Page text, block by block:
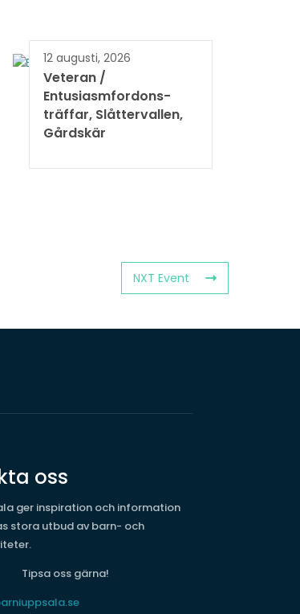
12 augusti, 2026
Veteran /
Entusiasmfordons-
träffar, Slåttervallen,
Gårdskär
NXT Event
oss
ger inspiration och information
stora utbud av barn- och
Tipsa oss gärna!